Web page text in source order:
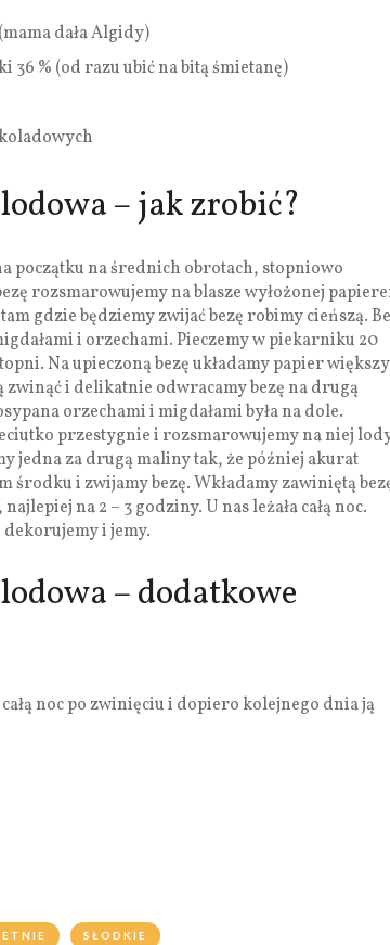
dała Algidy)
36 % (od razu ubić na bitą śmietanę)
– jak zrobić?
początku na średnich obrotach, stopniowo
rozsmarowujemy na blasze wyłożonej
gdzie będziemy zwijać bezę robimy cieńszą.
i orzechami. Pieczemy w piekarniku 20
Na upieczoną bezę układamy papier większy
zwinąć i delikatnie odwracamy bezę na drugą
orzechami i migdałami była na dole.
przestygnie i rozsmarowujemy na niej
jedna za drugą maliny tak, że później akurat
środku i zwijamy bezę. Wkładamy zawiniętą
na 2 – 3 godziny. U nas leżała całą noc.
i jemy.
– dodatkowe
noc po zwinięciu i dopiero kolejnego dnia ją
SŁODKIE